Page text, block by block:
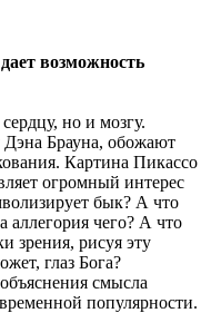
возможность
но и мозгу.
Дэна Брауна, обожают
Картина Пикассо
огромный интерес
бык? А что
чего? А что
зрения, рисуя эту
глаз Бога?
смысла
популярности.